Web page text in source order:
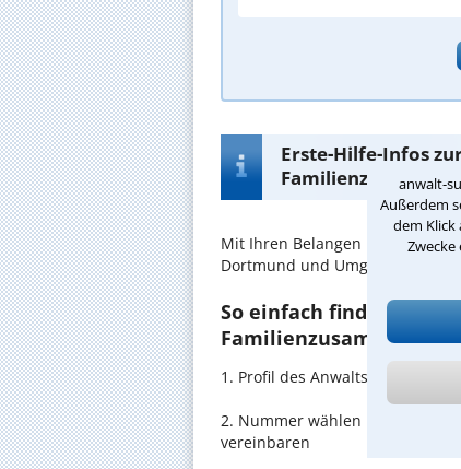
anwalt-
Außerdem
dem Klick
Erste-Hilfe-Infos
Mit Ihren Belangen im
Dortmund und Umgebung in
So einfach finden Sie
1. Profil des Anwalts für
2. Nummer wählen und direkt
vereinbaren